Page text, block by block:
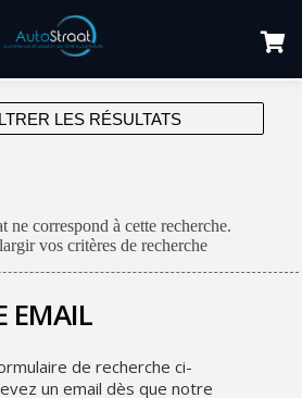
LES RÉSULTATS
ne correspond à cette recherche.
vos critères de recherche
EMAIL
de recherche ci-
un email dès que notre